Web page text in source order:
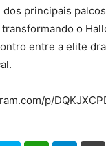
dos principais
o
entre a elite
p/